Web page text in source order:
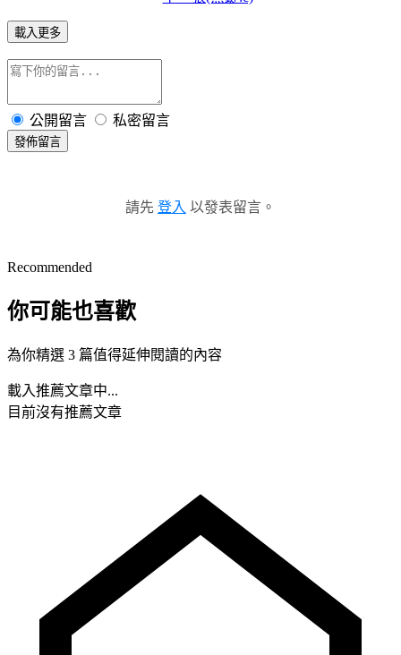
載入更多
公開留言 私密留言
發佈留言
請先 登入 以發表留言。
Recommended
你可能也喜歡
為你精選 3 篇值得延伸閱讀的內容
載入推薦文章中...
目前沒有推薦文章